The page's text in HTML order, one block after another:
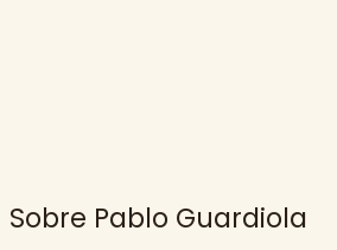
Sobre Pablo Guardiola